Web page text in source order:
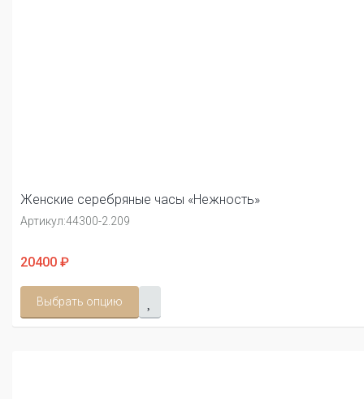
Женские серебряные часы «Нежность»
Артикул:44300-2.209
20400 ₽
Выбрать опцию